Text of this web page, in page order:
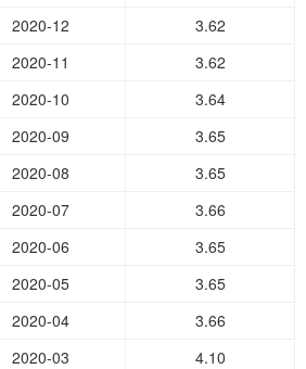
2020-12
3.62
2020-11
3.62
2020-10
3.64
2020-09
3.65
2020-08
3.65
2020-07
3.66
2020-06
3.65
2020-05
3.65
2020-04
3.66
2020-03
4.10